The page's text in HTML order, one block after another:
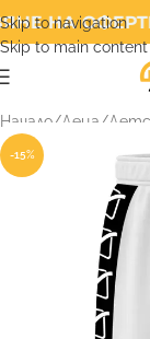
Skip to navigation
Skip to main content
НА
Начало/Деца /
-15%